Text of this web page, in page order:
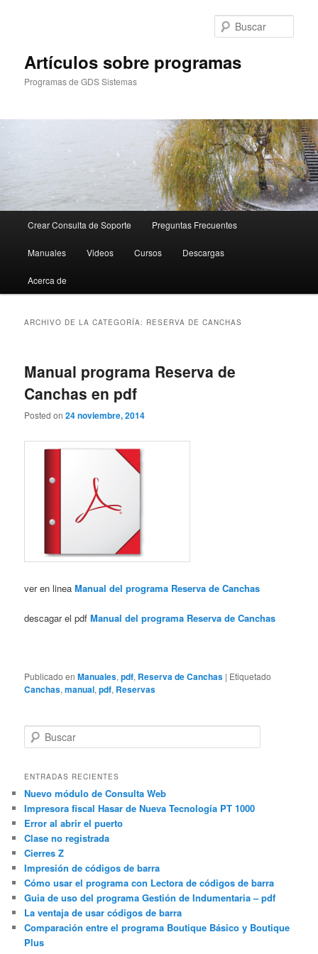
Artículos sobre programas
Programas de GDS Sistemas
principal
Crear Consulta de Soporte Preguntas Frecuentes
Manuales Videos Cursos Descargas
Acerca de
ARCHIVO DE LA CATEGORÍA: RESERVA DE CANCHAS
Manual programa Reserva de
Canchas en pdf
Posted on24 noviembre, 2014
ver en lineaManual del programa Reserva de Canchas
descagar el pdfManual del programa Reserva de Canchas
Publicado en Manuales,pdf, Reserva de Canchas | Etiquetado
Canchas,manual,pdf, Reservas
u
c
r
ENTRADAS RECIENTES
Nuevo módulo de Consulta Web
Impresora fiscal Hasar de Nueva Tecnología PT 1000
Error al abrir el puerto
Clase no registrada
Cierres Z
Impresión de códigos de barra
Cómo usar el programa con Lectora de códigos de barra
Guia de uso del programa Gestión de Indumentaria – pdf
La ventaja de usar códigos de barra
Comparación entre el programa Boutique Básico y Boutique
Plus